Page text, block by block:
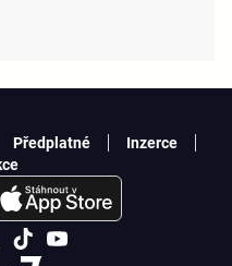
Předplatné
Inzerce